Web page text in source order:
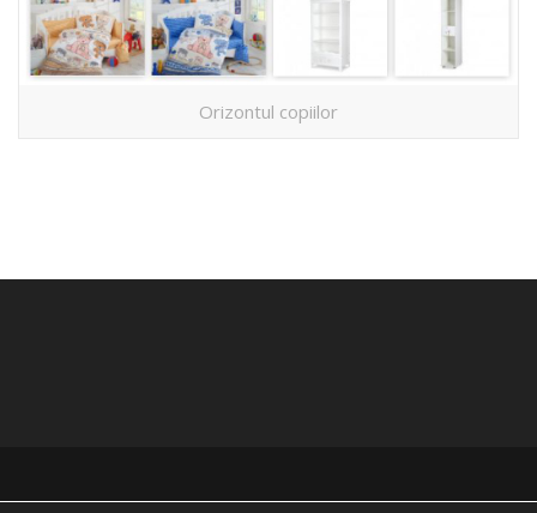
Orizontul copiilor